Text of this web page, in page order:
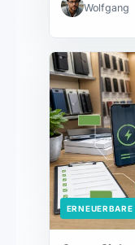
Wolfgang